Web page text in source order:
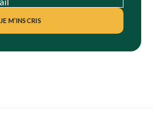
JE M’INSCRIS